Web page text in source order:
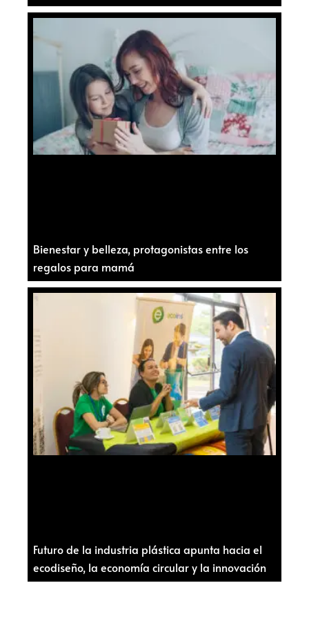
Bienestar y belleza, protagonistas entre los
regalos para mamá
Futuro de la industria plástica apunta hacia el
ecodiseño, la economía circular y la innovación